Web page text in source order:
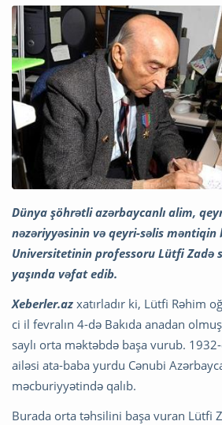
Dünya şöhrətli azərbaycanlı alim,
nəzəriyyəsinin və qeyri-səlis
Universitetinin professoru Lütfi Zadə
yaşında vəfat edib.
Xeberler.az xatırladır ki, Lütfi Rəhim
ci il fevralın 4-də Bakıda anadan
saylı orta məktəbdə başa vurub.
ailəsi ata-baba yurdu Cənubi
məcburiyyətində qalıb.
Burada orta təhsilini başa vuran Lütfi